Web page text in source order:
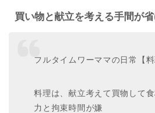
買い物と献立を考える手間が
フルタイムワーママの日常【料
料理は、献立考えて買物して
力と拘束時間が嫌